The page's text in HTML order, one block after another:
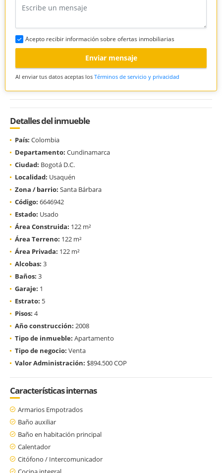
Acepto recibir información sobre ofertas inmobiliarias
Enviar mensaje
Al enviar tus datos aceptas los Términos de servicio y privacidad
Detalles del inmueble
País: Colombia
Departamento: Cundinamarca
Ciudad: Bogotá D.C.
Localidad: Usaquén
Zona / barrio: Santa Bárbara
Código: 6646942
Estado: Usado
Área Construida: 122 m²
Área Terreno: 122 m²
Área Privada: 122 m²
Alcobas: 3
Baños: 3
Garaje: 1
Estrato: 5
Pisos: 4
Año construcción: 2008
Tipo de inmueble: Apartamento
Tipo de negocio: Venta
Valor Administración: $894.500 COP
Características internas
Armarios Empotrados
Baño auxiliar
Baño en habitación principal
Calentador
Citófono / Intercomunicador